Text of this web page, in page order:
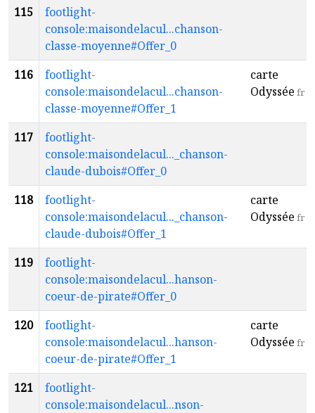
115
footlight-
console:maisondelacul...chanson-
classe-moyenne#Offer_0
116
footlight-
console:maisondelacul...chanson-
classe-moyenne#Offer_1
carte
Odyssée fr
117
footlight-
console:maisondelacul..._chanson-
claude-dubois#Offer_0
118
footlight-
console:maisondelacul..._chanson-
claude-dubois#Offer_1
carte
Odyssée fr
119
footlight-
console:maisondelacul...hanson-
coeur-de-pirate#Offer_0
120
footlight-
console:maisondelacul...hanson-
coeur-de-pirate#Offer_1
carte
Odyssée fr
121
footlight-
console:maisondelacul...nson-